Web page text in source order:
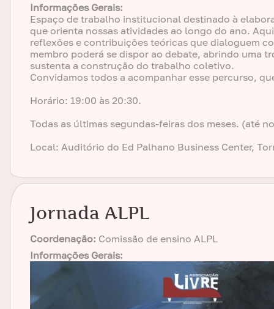
Informações Gerais:
Espaço de trabalho institucional destinado à
que orienta nossas atividades ao longo do ano.
reflexões e contribuições teóricas que dialoguem
membro poderá se dispor ao debate, abrindo uma
sustenta a construção do trabalho coletivo.
Convidamos todos a acompanhar esse percurso,
Horário: 19:00 às 20:30.
Todas as últimas segundas-feiras dos meses. (até
Local: Auditório do Ed Palhano Business Center,
Jornada ALPL
Coordenação: Comissão de ensino ALPL
Informações Gerais: